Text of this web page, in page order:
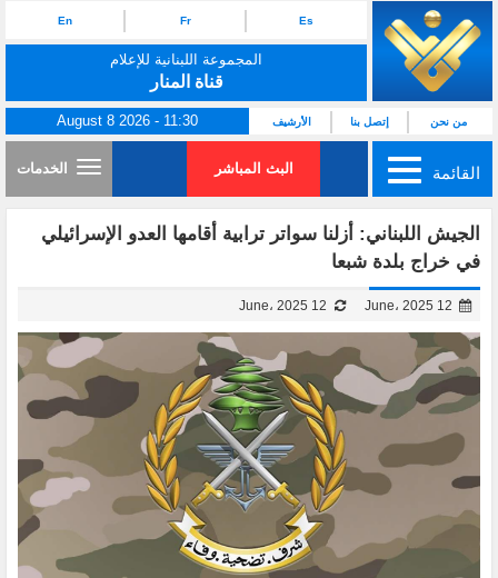
Es
Fr
En
المجموعة اللبنانية للإعلام
قناة المنار
من نحن إتصل بنا الأرشيف August 8 2026 - 11:30
القائمة البث المباشر الخدمات
الجيش اللبناني: أزلنا سواتر ترابية أقامها العدو الإسرائيلي
في خراج بلدة شبعا